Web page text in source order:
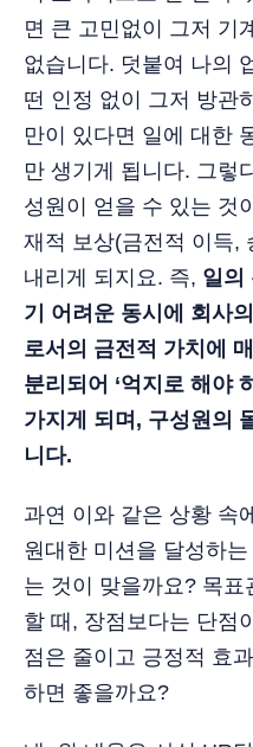
면 큰 고민없이 그저 기
없습니다. 덧붙여 나의
떤 인정 없이 그저 방관
만이 있다면 일에 대한
만 생기게 됩니다. 그렇
성원이 얻을 수 있는 것
재적 보상(금전적 이득,
내리게 되지요. 즉, 일의
기 어려운 동시에 회사
로서의 금전적 가치에
분리되어 ‘억지로 해야
가지게 되며, 구성원의
니다.
과연 이와 같은 상황 속
원대한 미션을 달성하
는 것이 맞을까요? 목표
할 때, 장점보다는 단점
점은 줄이고 긍정적 효
하면 좋을까요?